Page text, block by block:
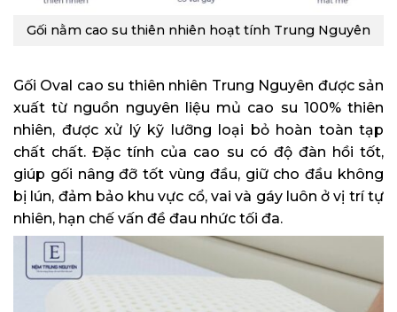
Gối nằm cao su thiên nhiên hoạt tính Trung Nguyên
Gối Oval cao su thiên nhiên Trung Nguyên được sản
xuất từ nguồn nguyên liệu mủ cao su 100% thiên
nhiên, được xử lý kỹ lưỡng loại bỏ hoàn toàn tạp
chất chất. Đặc tính của cao su có độ đàn hồi tốt,
giúp gối nâng đỡ tốt vùng đầu, giữ cho đầu không
bị lún, đảm bảo khu vực cổ, vai và gáy luôn ở vị trí tự
nhiên, hạn chế vấn đề đau nhức tối đa.